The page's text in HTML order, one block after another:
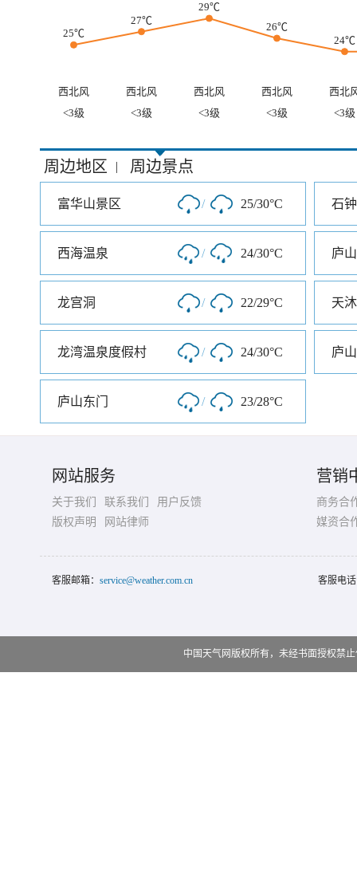
25℃
27℃
29℃
26℃
24℃
西北风 西北风 西北风 西北风
西北
<3级
<3级 <3级 <3级 <3级
周边地区 | 周边景点
富华山景区 / 25/30°C 石
西海温泉 / 24/30°C 庐
龙宫洞 / 22/29°C
龙湾温泉度假村 / 24/30°C 庐
庐山东门 / 23/28°C
网站服务
关于我们 联系我们
用户反馈
版权声明
网站律师
营销
商务合
媒资合
客服邮箱： service@weather.com.cn 客服电
中国天气网版权所有，未经书面授权